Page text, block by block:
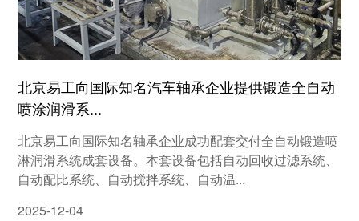
北京易工向国际知名汽车轴承企业提供锻造全自动
喷涂润滑系...
北京易工向国际知名轴承企业成功配套交付全自动锻造喷
淋润滑系统成套设备。本套设备包括自动回收过滤系统、
自动配比系统、自动搅拌系统、自动温...
2025-12-04